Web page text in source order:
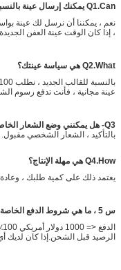
Q1.Can يمكنك إرسال عينة بالنسبة لنا؟ وما هي المدة الزمنية للعينة؟
، إذا كان الوقت عينة العفن الجديدة 15-21 يوما.
Q2.What هي سياسة عينتك؟
عينة مجانية ، فأنت تدفع رسوم
Q3- هل يمكنني وضع الشعار الخاص بي على المنتج؟
بالتأكيد ، الشعار الشخصي مقبول.
Q4.How هي مهلة الإنتاج؟
يعتمد ذلك على كمية طلبك ، وعادة ما تكون
س 5 ، ما هي شروط الدفع الخاصة بك
الرصيد قبل الشحن.إذا كان لديك